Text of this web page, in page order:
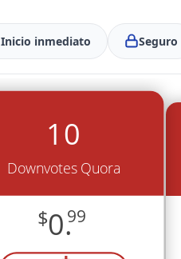
Inicio inmediato Seguro
10
Downvotes Quora
$0.99